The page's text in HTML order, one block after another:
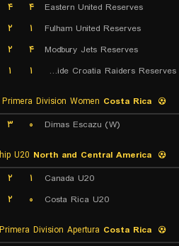
Eastern United Reserves
۴ ۴
Fulham United Reserves
۱ ۲
Modbury Jets Reserves
۴ ۲
Adelaide Croatia Raiders Reserves
۱ ۱
Costa Rica
Dimas Escazu (W)
۰ ۳
North and Central America
Canada U20
۱ ۲
Costa Rica U20
۰ ۲
Costa Rica